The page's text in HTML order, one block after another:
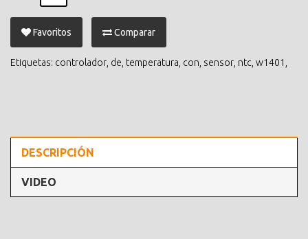
Favoritos Comparar
Etiquetas: controlador de temperatura con sensor ntc w1401
DESCRIPCIÓN
VIDEO